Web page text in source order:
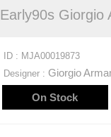
Early90s Giorgio
ID : MJA00019873
Designer : Giorgio
On Stock